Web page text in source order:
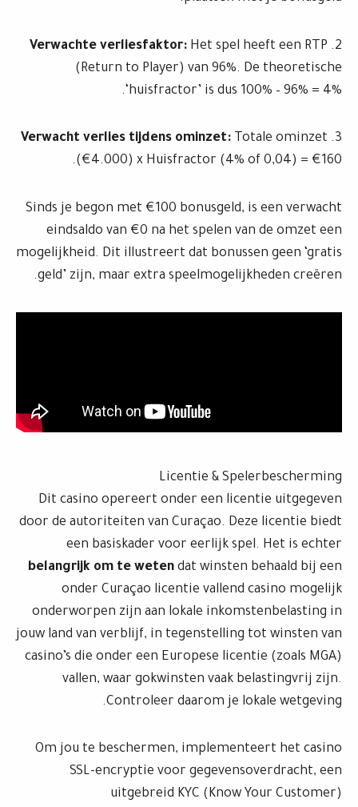
2.
Verwachte verliesfaktor: Het spel heeft een RTP
(Return to Player) van 96%. De theoretische
‘huisfractor’ is dus 100% – 96% = 4%.
3.
Verwacht verlies tijdens ominzet: Totale ominzet
(€4.000) x Huisfractor (4% of 0,04) = €160.
Sinds je begon met €100 bonusgeld, is een verwacht
eindsaldo van €0 na het spelen van de omzet een
mogelijkheid. Dit illustreert dat bonussen geen ‘gratis
geld’ zijn, maar extra speelmogelijkheden creëren.
Licentie & Spelerbescherming
Dit casino opereert onder een licentie uitgegeven
door de autoriteiten van Curaçao. Deze licentie biedt
een basiskader voor eerlijk spel. Het is echter
belangrijk om te weten dat winsten behaald bij een
onder Curaçao licentie vallend casino mogelijk
onderworpen zijn aan lokale inkomstenbelasting in
jouw land van verblijf, in tegenstelling tot winsten van
casino’s die onder een Europese licentie (zoals MGA)
vallen, waar gokwinsten vaak belastingvrij zijn.
Controleer daarom je lokale wetgeving.
Om jou te beschermen, implementeert het casino
SSL-encryptie voor gegevensoverdracht, een
uitgebreid KYC (Know Your Customer)